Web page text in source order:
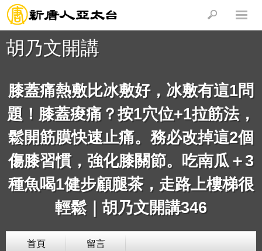
胡乃文開講
膝蓋痛熱敷比冰敷好，冰敷有這1問
題！膝蓋痠痛？按1穴位+1拉筋法，
鬆開筋膜快速止痛。務必改掉這2個
傷膝習慣，強化膝關節。吃南瓜＋3
種魚喝1健步顧腿茶，走路上樓梯很
輕鬆｜胡乃文開講346
首頁 留言